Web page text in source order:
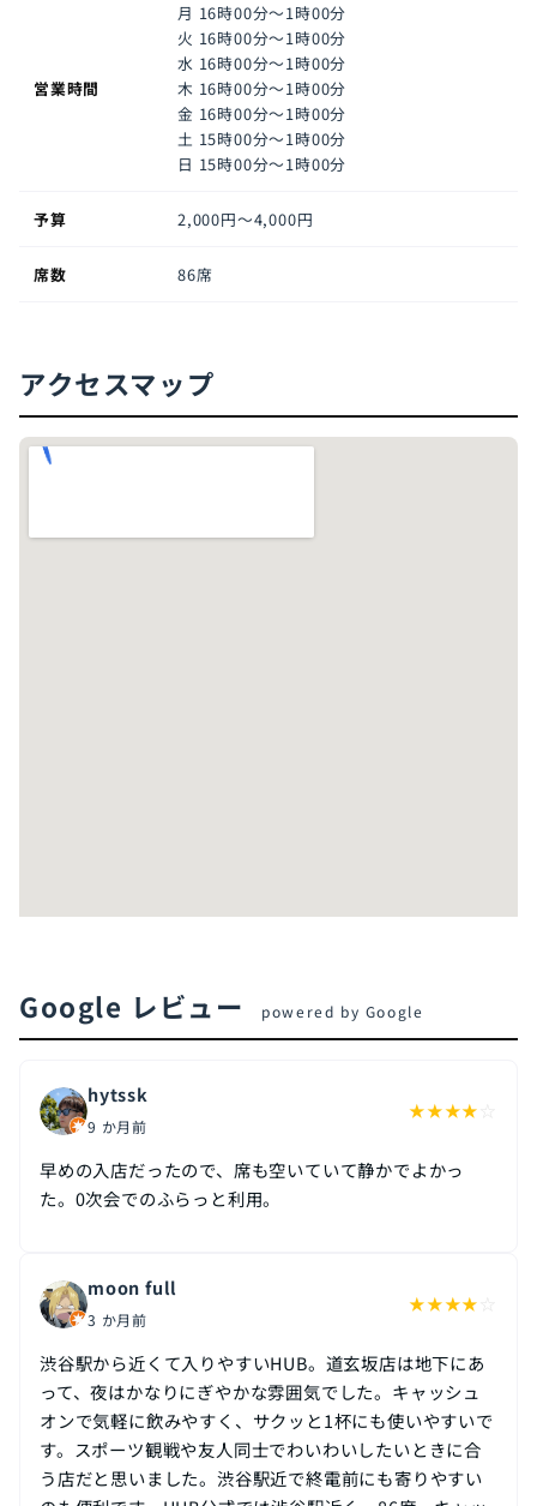
営業時間
月 16時00分～1時00分
火 16時00分～1時00分
水 16時00分～1時00分
木 16時00分～1時00分
金 16時00分～1時00分
土 15時00分～1時00分
日 15時00分～1時00分
予算 2,000円〜4,000円
席数 86席
アクセスマップ
Google レビュー powered by Google
hytssk
9 か月前
★★★★
早めの入店だったので、席も空いていて静かでよかっ
た。0次会でのふらっと利用。
moon full
3 か月前
★★★★
渋谷駅から近くて入りやすいHUB。道玄坂店は地下にあ
って、夜はかなりにぎやかな雰囲気でした。キャッシュ
オンで気軽に飲みやすく、サクッと1杯にも使いやすいで
す。スポーツ観戦や友人同士でわいわいしたいときに合
う店だと思いました。渋谷駅近で終電前にも寄りやすい